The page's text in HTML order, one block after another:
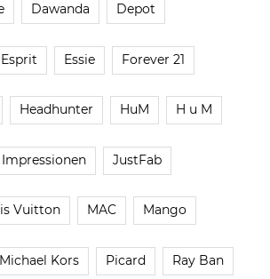
Dawanda Depot
Esprit Essie Forever 21
Headhunter HuM H u M
Impressionen JustFab
Vuitton MAC Mango
Michael Kors Picard Ray Ban